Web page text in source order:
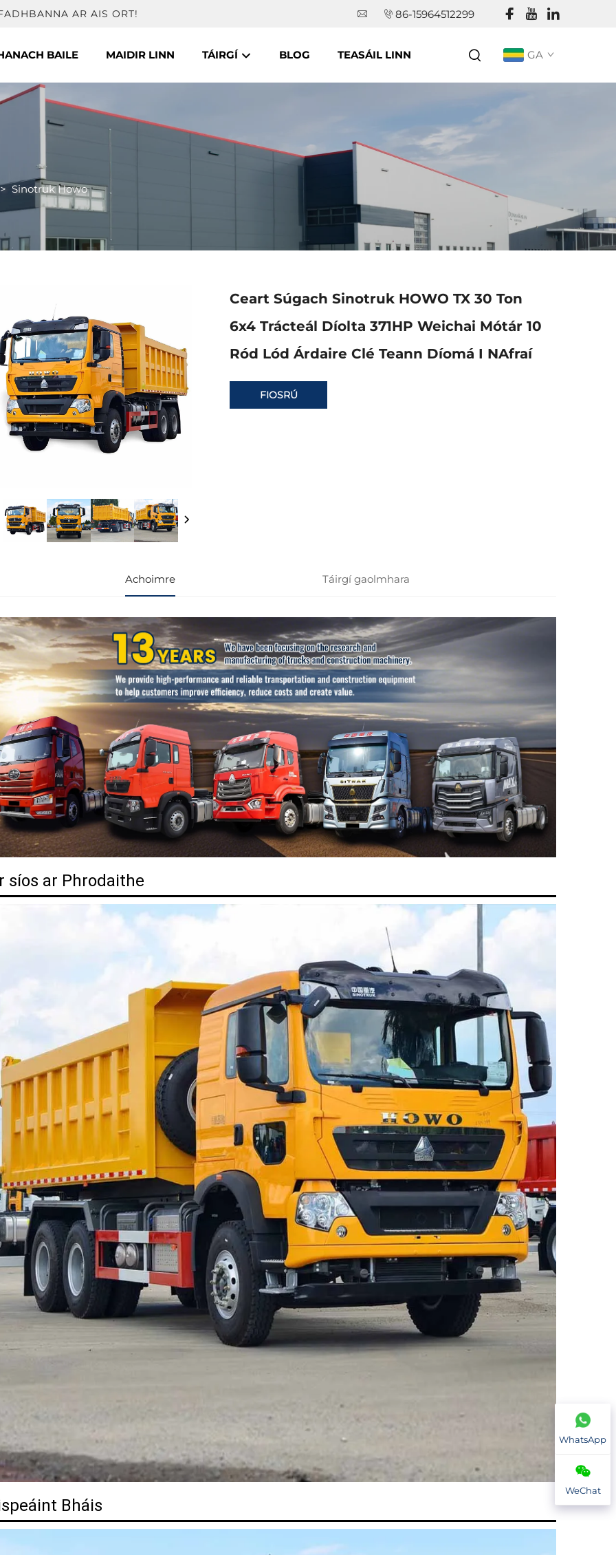
AR AIS ORT! 86-15964512299
BAILE MAIDIR LINN TÁIRGÍ BLOG TEASÁIL LINN GA
Sinotruk Howo
Ceart Súgach Sinotruk HOWO TX 30 Ton
6x4 Trácteál Díolta 371HP Weichai Mótár 10
Ród Lód Árdaire Clé Teann Díomá I NAfraí
FIOSRÚ
Achoimre Táirgí gaolmhara
síos ar Phrodaithe
Bháis
WhatsApp
WeChat